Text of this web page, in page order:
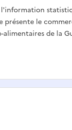
l'information
présente le
alimentaires de la